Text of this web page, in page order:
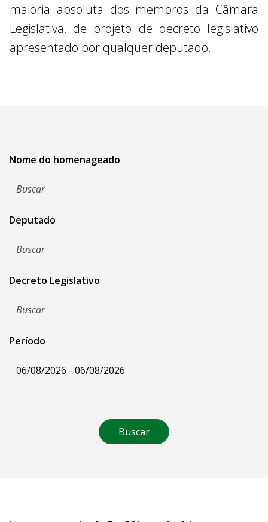
maioria absoluta dos membros da Câmara
Legislativa, de projeto de decreto legislativo
apresentado por qualquer deputado.
Nome do homenageado
Deputado
Decreto Legislativo
Período
Buscar